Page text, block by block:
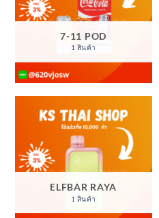
7-11 POD
1 สินค้า
ELFBAR RAYA
1 สินค้า